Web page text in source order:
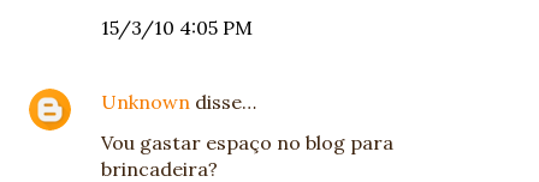
15/3/10 4:05 PM
Unknown disse…
Vou gastar espaço no blog para
brincadeira?